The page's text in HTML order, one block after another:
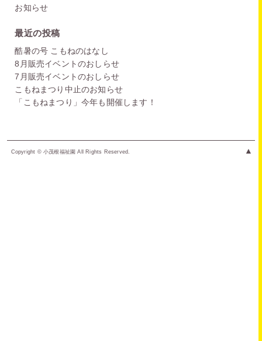
お知らせ
最近の投稿
酷暑の号 こもねのはなし
8月販売イベントのおしらせ
7月販売イベントのおしらせ
こもねまつり中止のお知らせ
「こもねまつり」今年も開催します！
Copyright © 小茂根福祉園 All Rights Reserved. ▲